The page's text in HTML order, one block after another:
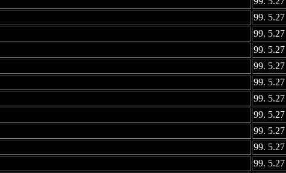
99.
99.
99.
99.
99.
99.
99.
99.
99.
99.